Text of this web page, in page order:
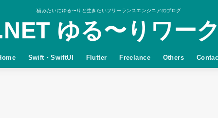
猫みたいにゆる〜りと生きたいフリーランスエンジニアのブログ
ゆる〜りワーク
Swift・SwiftUI Flutter Freelance Others